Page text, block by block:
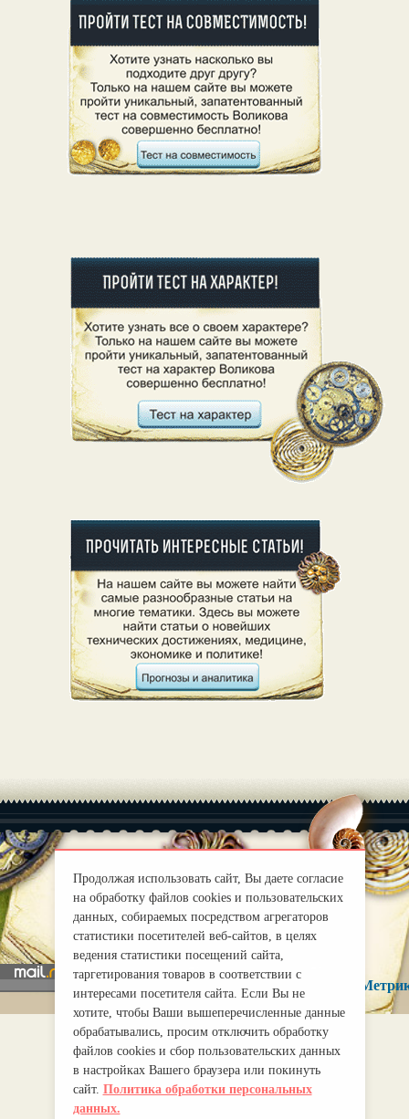
О нас |
Правила
mirprognoz@mail.ru
Продолжая использовать сайт, Вы даете согласие
на обработку файлов cookies и пользовательских
данных, собираемых посредством агрегаторов
статистики посетителей веб-сайтов, в целях
ведения статистики посещений сайта,
таргетирования товаров в соответствии с
интересами посетителя сайта. Если Вы не
хотите, чтобы Ваши вышеперечисленные данные
обрабатывались, просим отключить обработку
файлов cookies и сбор пользовательских данных
в настройках Вашего браузера или покинуть
сайт. Политика обработки персональных
данных.